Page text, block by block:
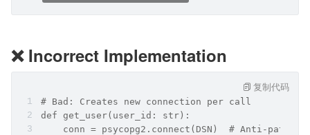
❌ Incorrect Implementation
# Bad: Creates new connection per call
def get_user(user_id: str):
conn = psycopg2.connect(DSN)  # Anti-
复制代码